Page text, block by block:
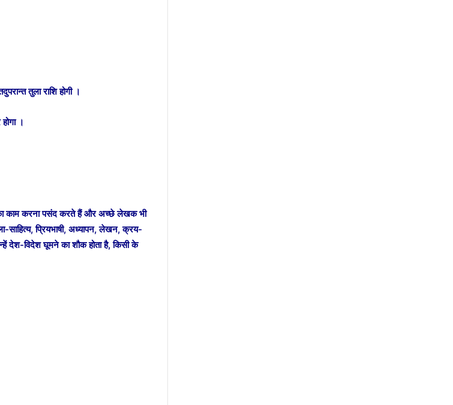
तुला राशि होगी ।
।
का काम करना पसंद करते हैं और अच्छे लेखक भी
साहित्य, प्रियभाषी, अध्यापन, लेखन, क्रय-
देश-विदेश घूमने का शौक होता है, किसी के